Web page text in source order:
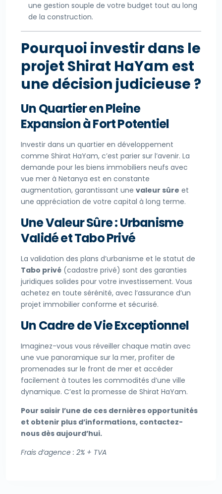
une gestion souple de votre budget tout au long
de la construction.
Pourquoi investir dans le
projet Shirat HaYam est
une décision judicieuse ?
Un Quartier en Pleine
Expansion à Fort Potentiel
Investir dans un quartier en développement
comme Shirat HaYam, c’est parier sur l’avenir. La
demande pour les biens immobiliers neufs avec
vue mer à Netanya est en constante
augmentation, garantissant une valeur sûre et
une appréciation de votre capital à long terme.
Une Valeur Sûre : Urbanisme
Validé et Tabo Privé
La validation des plans d’urbanisme et le statut de
Tabo privé (cadastre privé) sont des garanties
juridiques solides pour votre investissement. Vous
achetez en toute sérénité, avec l’assurance d’un
projet immobilier conforme et sécurisé.
Un Cadre de Vie Exceptionnel
Imaginez-vous vous réveiller chaque matin avec
une vue panoramique sur la mer, profiter de
promenades sur le front de mer et accéder
facilement à toutes les commodités d’une ville
dynamique. C’est la promesse de Shirat HaYam.
Pour saisir l’une de ces dernières opportunités
et obtenir plus d’informations, contactez-
nous dès aujourd’hui.
Frais d’agence : 2% + TVA